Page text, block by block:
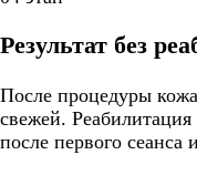
Результат без
После процедуры
свежей.
после первого сеанса